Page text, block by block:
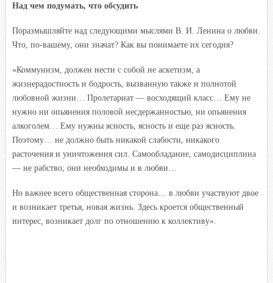
Над чем подумать, что обсудить
Поразмышляйте над следующими мыслями В. И. Ленина о любви.
Что, по-вашему, они значат? Как вы понимаете их сегодня?
«Коммунизм, должен нести с собой не аскетизм, а
жизнерадостность и бодрость, вызванную также и полнотой
любовной жизни… Пролетариат — восходящий класс… Ему не
нужно ни опьянения половой несдержанностью, ни опьянения
алкоголем… Ему нужны ясность, ясность и еще раз ясность.
Поэтому… не должно быть никакой слабости, никакого
расточения и уничтожения сил. Самообладание, самодисциплина
— не рабство; они необходимы и в любви…
Но важнее всего общественная сторона… в любви участвуют двое
и возникает третья, новая жизнь. Здесь кроется общественный
интерес, возникает долг по отношению к коллективу».